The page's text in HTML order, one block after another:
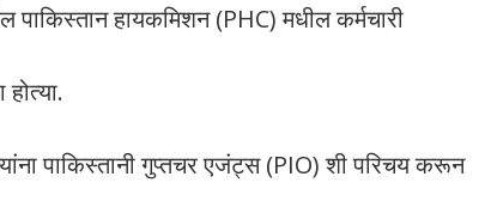
पाकिस्तान हायकमिशन (PHC) मधील कर्मचारी
पाकिस्तानी गुप्तचर एजंट्स (PIO) शी परिचय करून